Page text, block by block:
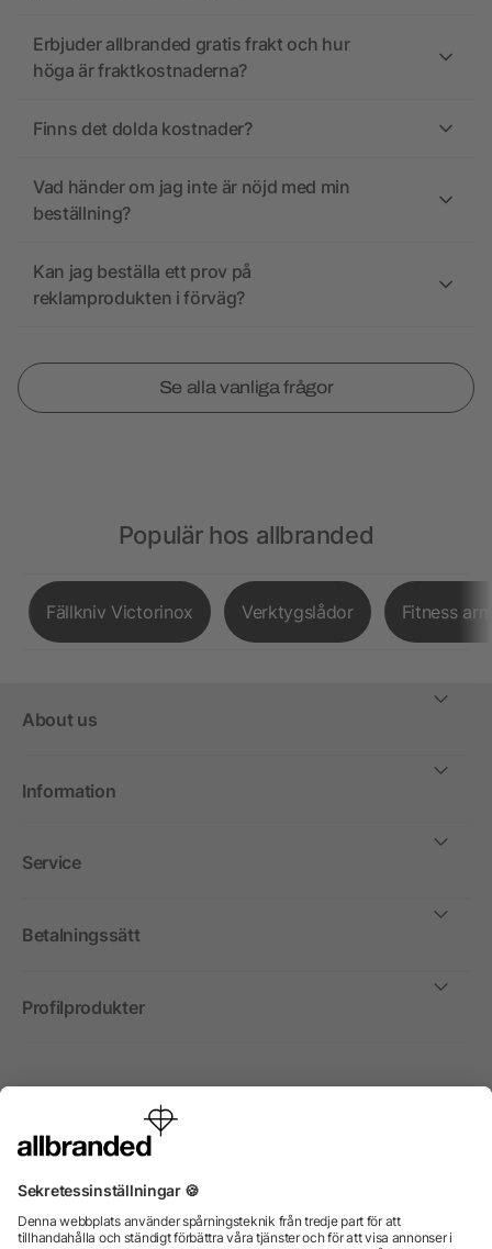
Erbjuder allbranded gratis frakt och hur
höga är fraktkostnaderna?
Finns det dolda kostnader?
Vad händer om jag inte är nöjd med min
beställning?
Kan jag beställa ett prov på
reklamprodukten i förväg?
Se alla vanliga frågor
Populär hos allbranded
Fällkniv Victorinox Verktygslådor Fitness
About us
Information
Service
Betalningssätt
Profilprodukter
Internationellt